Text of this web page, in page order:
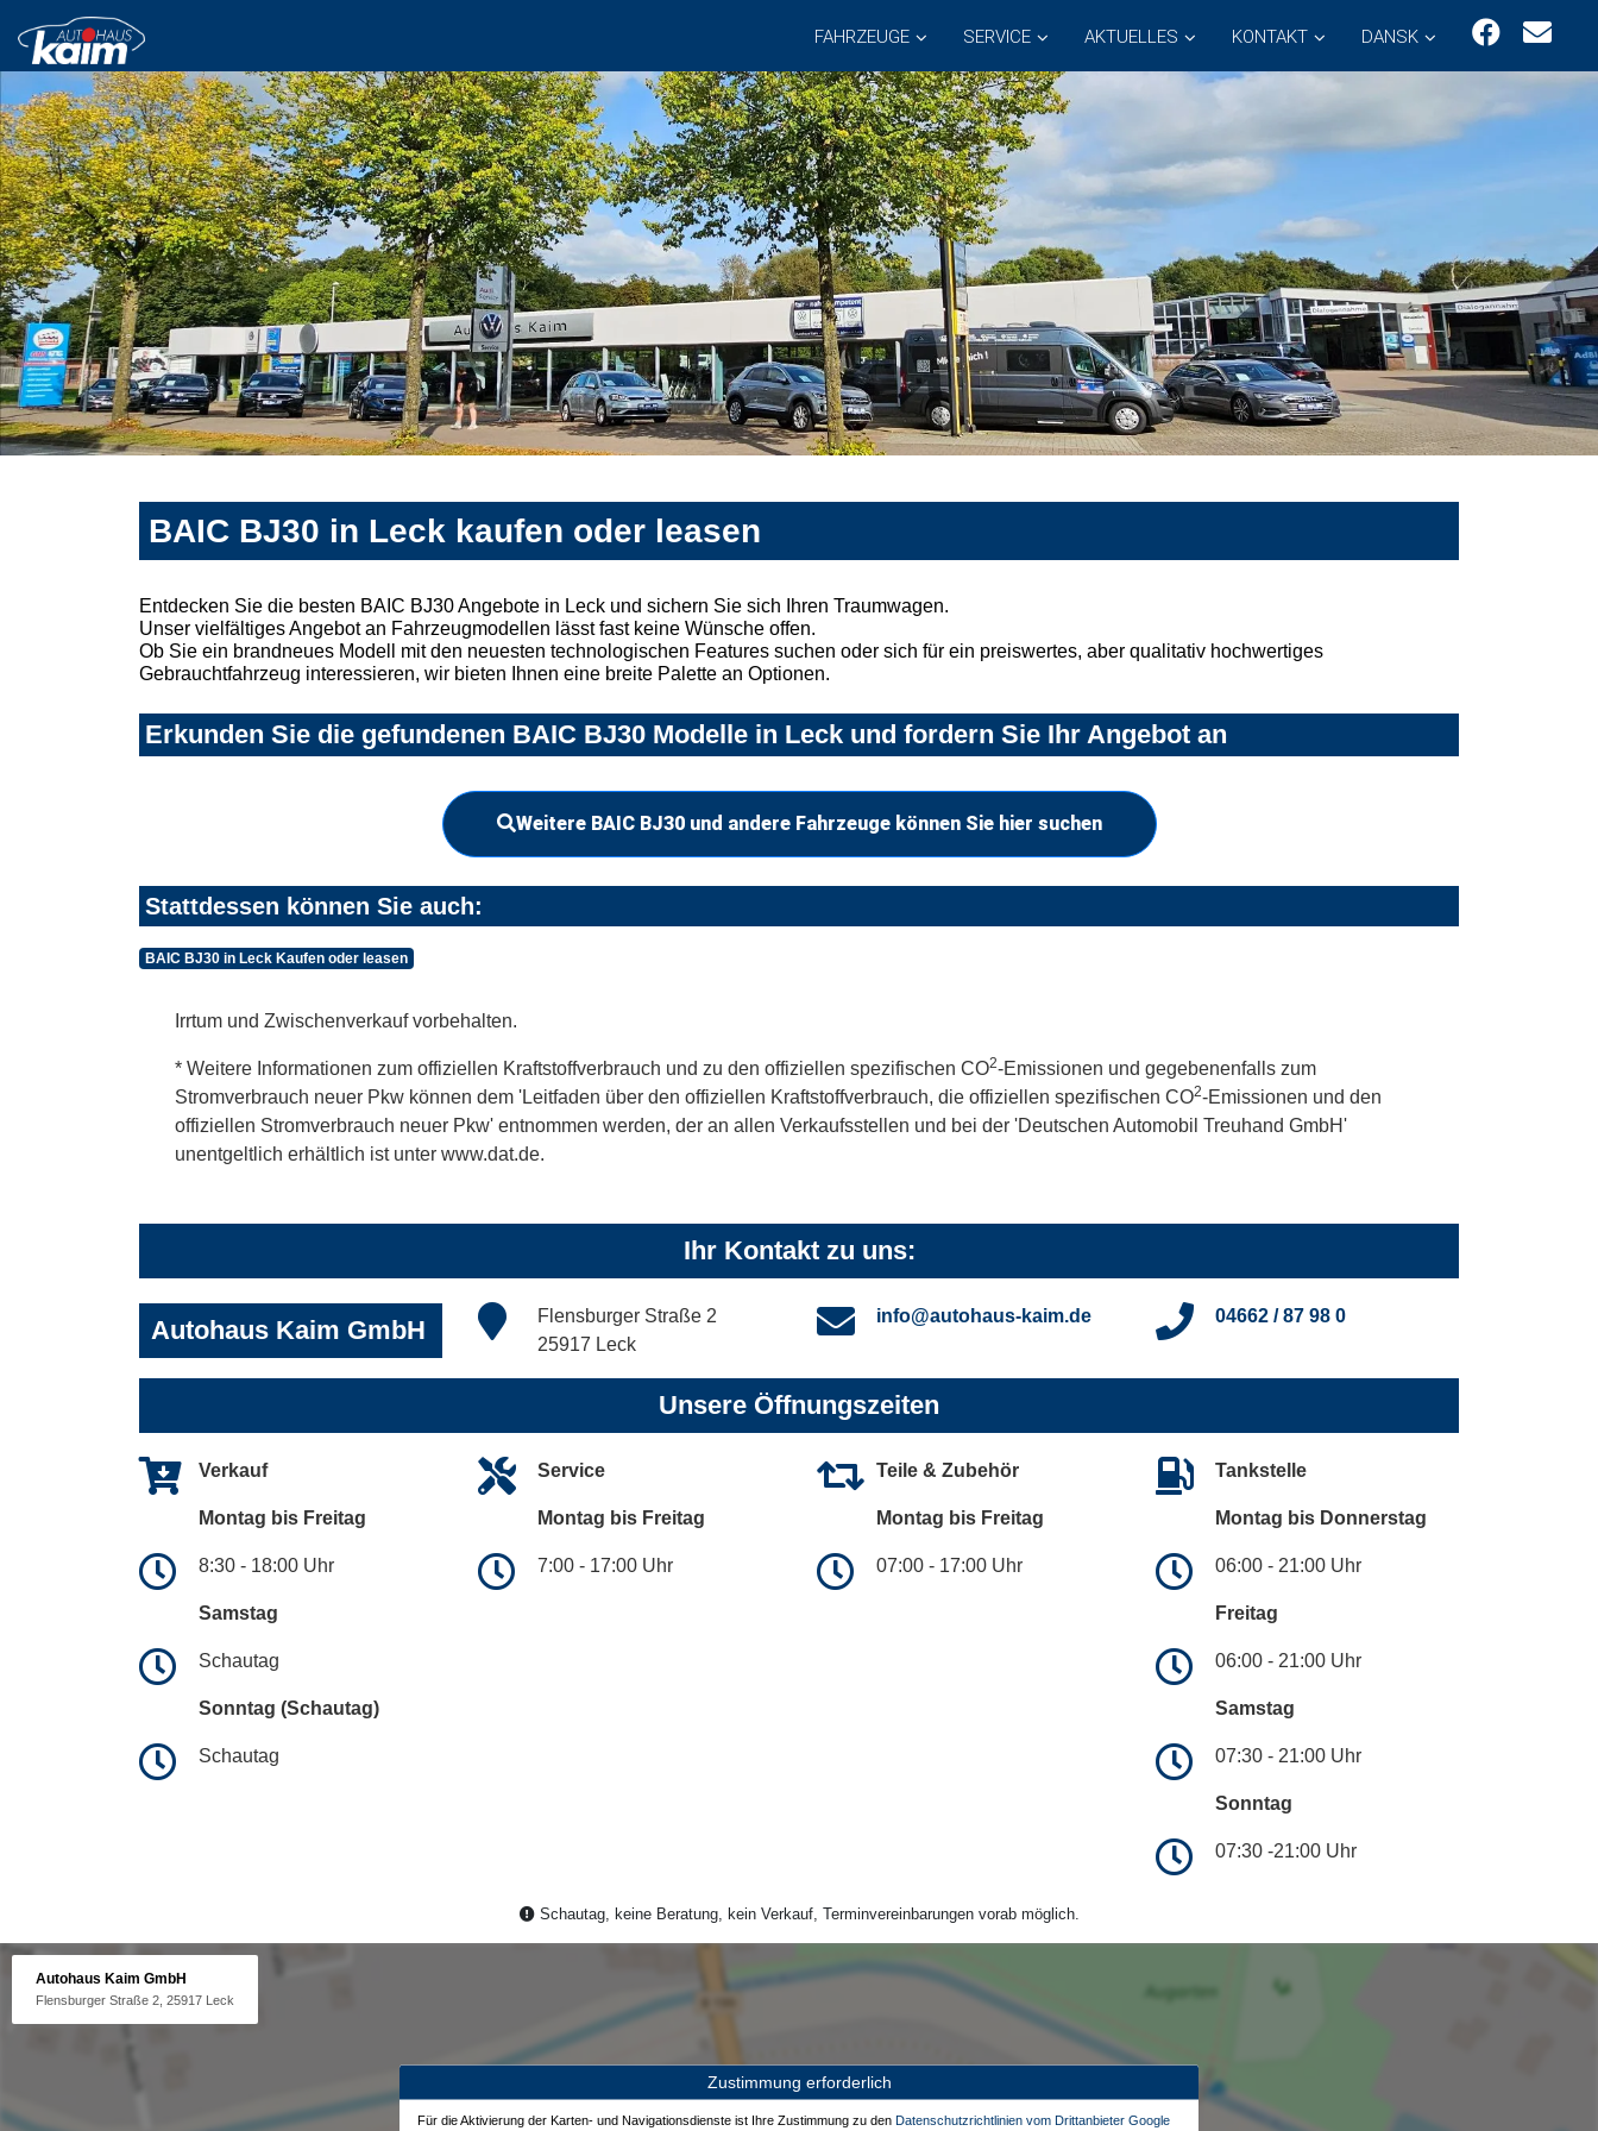
FAHRZEUGE SERVICE AKTUELLES KONTAKT DANSK
BAIC BJ30 in Leck kaufen oder leasen
Entdecken Sie die besten BAIC BJ30 Angebote in Leck und sichern Sie sich Ihren Traumwagen.
Unser vielfältiges Angebot an Fahrzeugmodellen lässt fast keine Wünsche offen.
Ob Sie ein brandneues Modell mit den neuesten technologischen Features suchen oder sich für ein preiswertes, aber qualitativ hochwertiges
Gebrauchtfahrzeug interessieren, wir bieten Ihnen eine breite Palette an Optionen.
Erkunden Sie die gefundenen BAIC BJ30 Modelle in Leck und fordern Sie Ihr Angebot an
Weitere BAIC BJ30 und andere Fahrzeuge können Sie hier suchen
Stattdessen können Sie auch:
BAIC BJ30 in Leck Kaufen oder leasen
Irrtum und Zwischenverkauf vorbehalten.
* Weitere Informationen zum offiziellen Kraftstoffverbrauch und zu den offiziellen spezifischen CO2-Emissionen und gegebenenfalls zum
Stromverbrauch neuer Pkw können dem 'Leitfaden über den offiziellen Kraftstoffverbrauch, die offiziellen spezifischen CO2-Emissionen und den
offiziellen Stromverbrauch neuer Pkw' entnommen werden, der an allen Verkaufsstellen und bei der 'Deutschen Automobil Treuhand GmbH'
unentgeltlich erhältlich ist unter www.dat.de.
Ihr Kontakt zu uns:
Autohaus Kaim GmbH
Flensburger Straße 2
25917 Leck
info@autohaus-kaim.de 04662 / 87 98 0
Unsere Öffnungszeiten
Verkauf
Montag bis Freitag
8:30 - 18:00 Uhr
Samstag
Schautag
Sonntag (Schautag)
Schautag
Service
Montag bis Freitag
7:00 - 17:00 Uhr
Teile & Zubehör
Montag bis Freitag
07:00 - 17:00 Uhr
Tankstelle
Montag bis Donnerstag
06:00 - 21:00 Uhr
Freitag
06:00 - 21:00 Uhr
Samstag
07:30 - 21:00 Uhr
Sonntag
07:30 -21:00 Uhr
Schautag, keine Beratung, kein Verkauf, Terminvereinbarungen vorab möglich.
Autohaus Kaim GmbH
Flensburger Straße 2, 25917 Leck
Zustimmung erforderlich
Für die Aktivierung der Karten- und Navigationsdienste ist Ihre Zustimmung zu den Datenschutzrichtlinien vom Drittanbieter Google